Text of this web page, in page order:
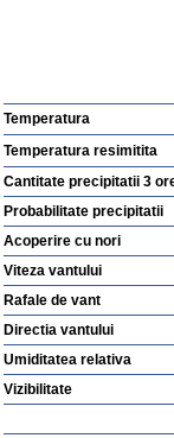
Temperatura
Temperatura resimitita
Cantitate precipitatii 3
Probabilitate precipitatii
Acoperire cu nori
Viteza vantului
Rafale de vant
Directia vantului
Umiditatea relativa
Vizibilitate